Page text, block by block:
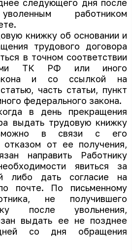
следующего дня после
работником
книжку об основании и
трудового договора
в точном соответствии
ТК РФ или иного
и со ссылкой на
часть статьи, пункт
федерального закона.
в день прекращения
выдать трудовую книжку
в связи с его
отказом от ее получения,
направить Работнику
явиться за
либо дать согласие на
почте. По письменному
не получившего
после увольнения,
выдать ее не позднее
со дня обращения